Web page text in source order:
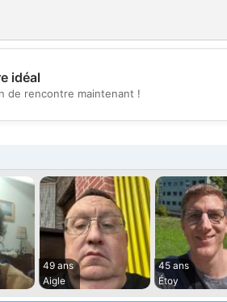
💕
idéal
de rencontre maintenant !
49 ans
Aigle
45 ans
Étoy